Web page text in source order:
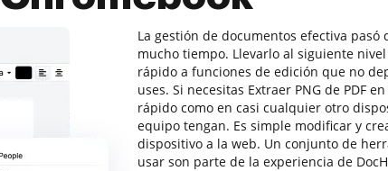
La gestión de documentos efectiva
mucho tiempo. Llevarlo al siguiente
rápido a funciones de edición que no
uses. Si necesitas Extraer PNG de PDF
rápido como en casi cualquier otro
equipo tengan. Es simple modificar y
dispositivo a la web. Un conjunto de
usar son parte de la experiencia de